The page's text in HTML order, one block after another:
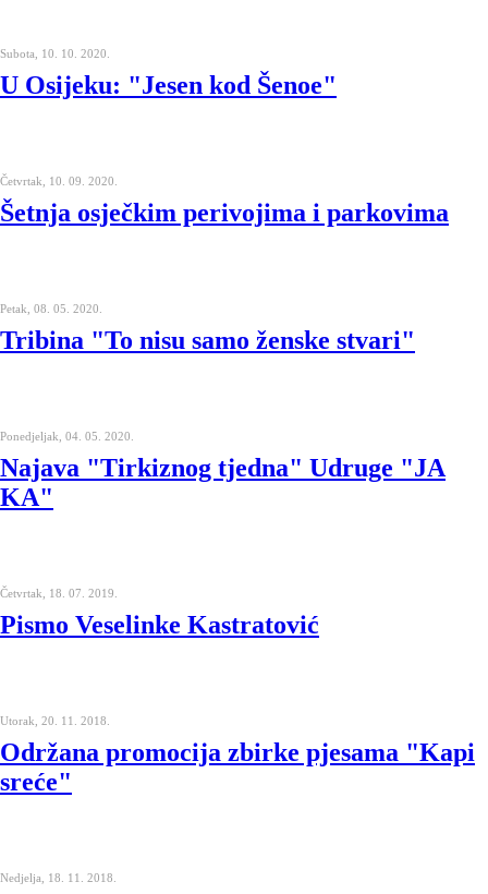
Subota, 10. 10. 2020.
U Osijeku: "Jesen kod Šenoe"
Četvrtak, 10. 09. 2020.
Šetnja osječkim perivojima i parkovima
Petak, 08. 05. 2020.
Tribina "To nisu samo ženske stvari"
Ponedjeljak, 04. 05. 2020.
Najava "Tirkiznog tjedna" Udruge "JA
KA"
Četvrtak, 18. 07. 2019.
Pismo Veselinke Kastratović
Utorak, 20. 11. 2018.
Održana promocija zbirke pjesama "Kapi
sreće"
Nedjelja, 18. 11. 2018.